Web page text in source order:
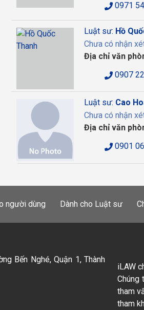
0971
Luật sư: Hồ
Chưa có nhận
Địa chỉ văn
0907
Luật sư: Cao
Chưa có nhận
Địa chỉ văn
0901
người dùng Dành cho Luật sư
Bến Nghé, Quận 1, Thành
iLAW
Chúng
tham
tham